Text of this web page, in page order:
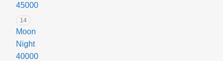
45000
14
Moon
Night
40000
c с